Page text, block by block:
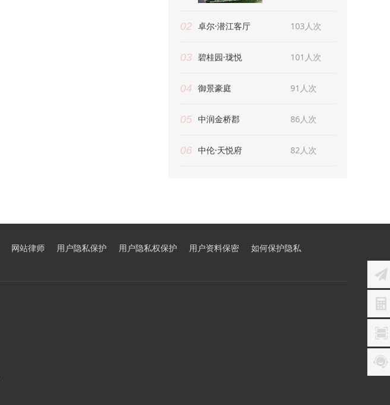
02 卓尔·潜江客厅 103人次
03 碧桂园·珑悦 101人次
04 御景豪庭 91人次
05 中润金桥郡 86人次
06 中伦·天悦府 82人次
网站律师 用户隐私保护 用户隐私权保护 用户资料保密
如何保护隐私